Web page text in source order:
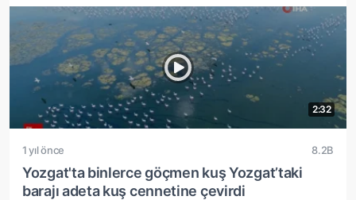
2:32
1 yıl önce 8.2B
Yozgat'ta binlerce göçmen kuş Yozgat’taki
barajı adeta kuş cennetine çevirdi